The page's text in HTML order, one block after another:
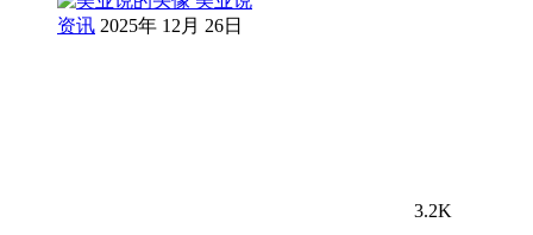
资讯 2025年 12月 26日
3.2K